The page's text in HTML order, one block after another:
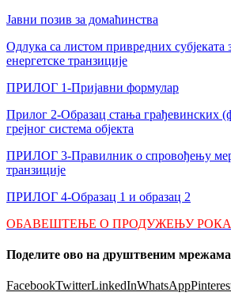
Јавни позив за домаћинства
Одлука са листом привредних субјеката
енергетске транзиције
ПРИЛОГ 1-Пријавни формулар
Прилог 2-Образац стања грађевинских
грејног система објекта
ПРИЛОГ 3-Правилник о спровођењу
транзиције
ПРИЛОГ 4-Образац 1 и образац 2
ОБАВЕШТЕЊЕ О ПРОДУЖЕЊУ РОКА
Поделите ово на друштвеним
FacebookTwitterLinkedInWhatsApp